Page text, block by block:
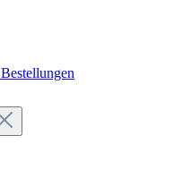
Bestellungen